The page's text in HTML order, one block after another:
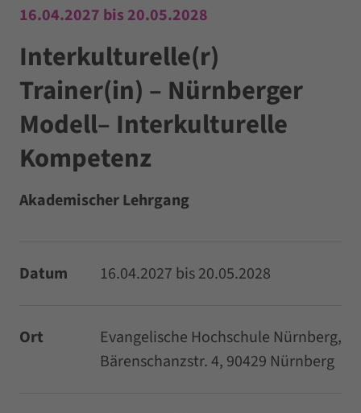
16.04.2027 bis 20.05.2028
Interkulturelle(r)
Trainer(in) – Nürnberger
Modell– Interkulturelle
Kompetenz
Akademischer Lehrgang
Datum 16.04.2027 bis 20.05.2028
Ort
Evangelische Hochschule Nürnberg,
Bärenschanzstr. 4, 90429 Nürnberg